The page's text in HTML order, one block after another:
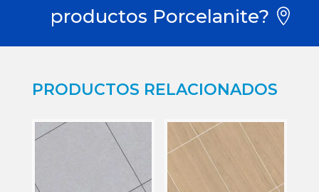
productos Porcelanite?
PRODUCTOS RELACIONADOS